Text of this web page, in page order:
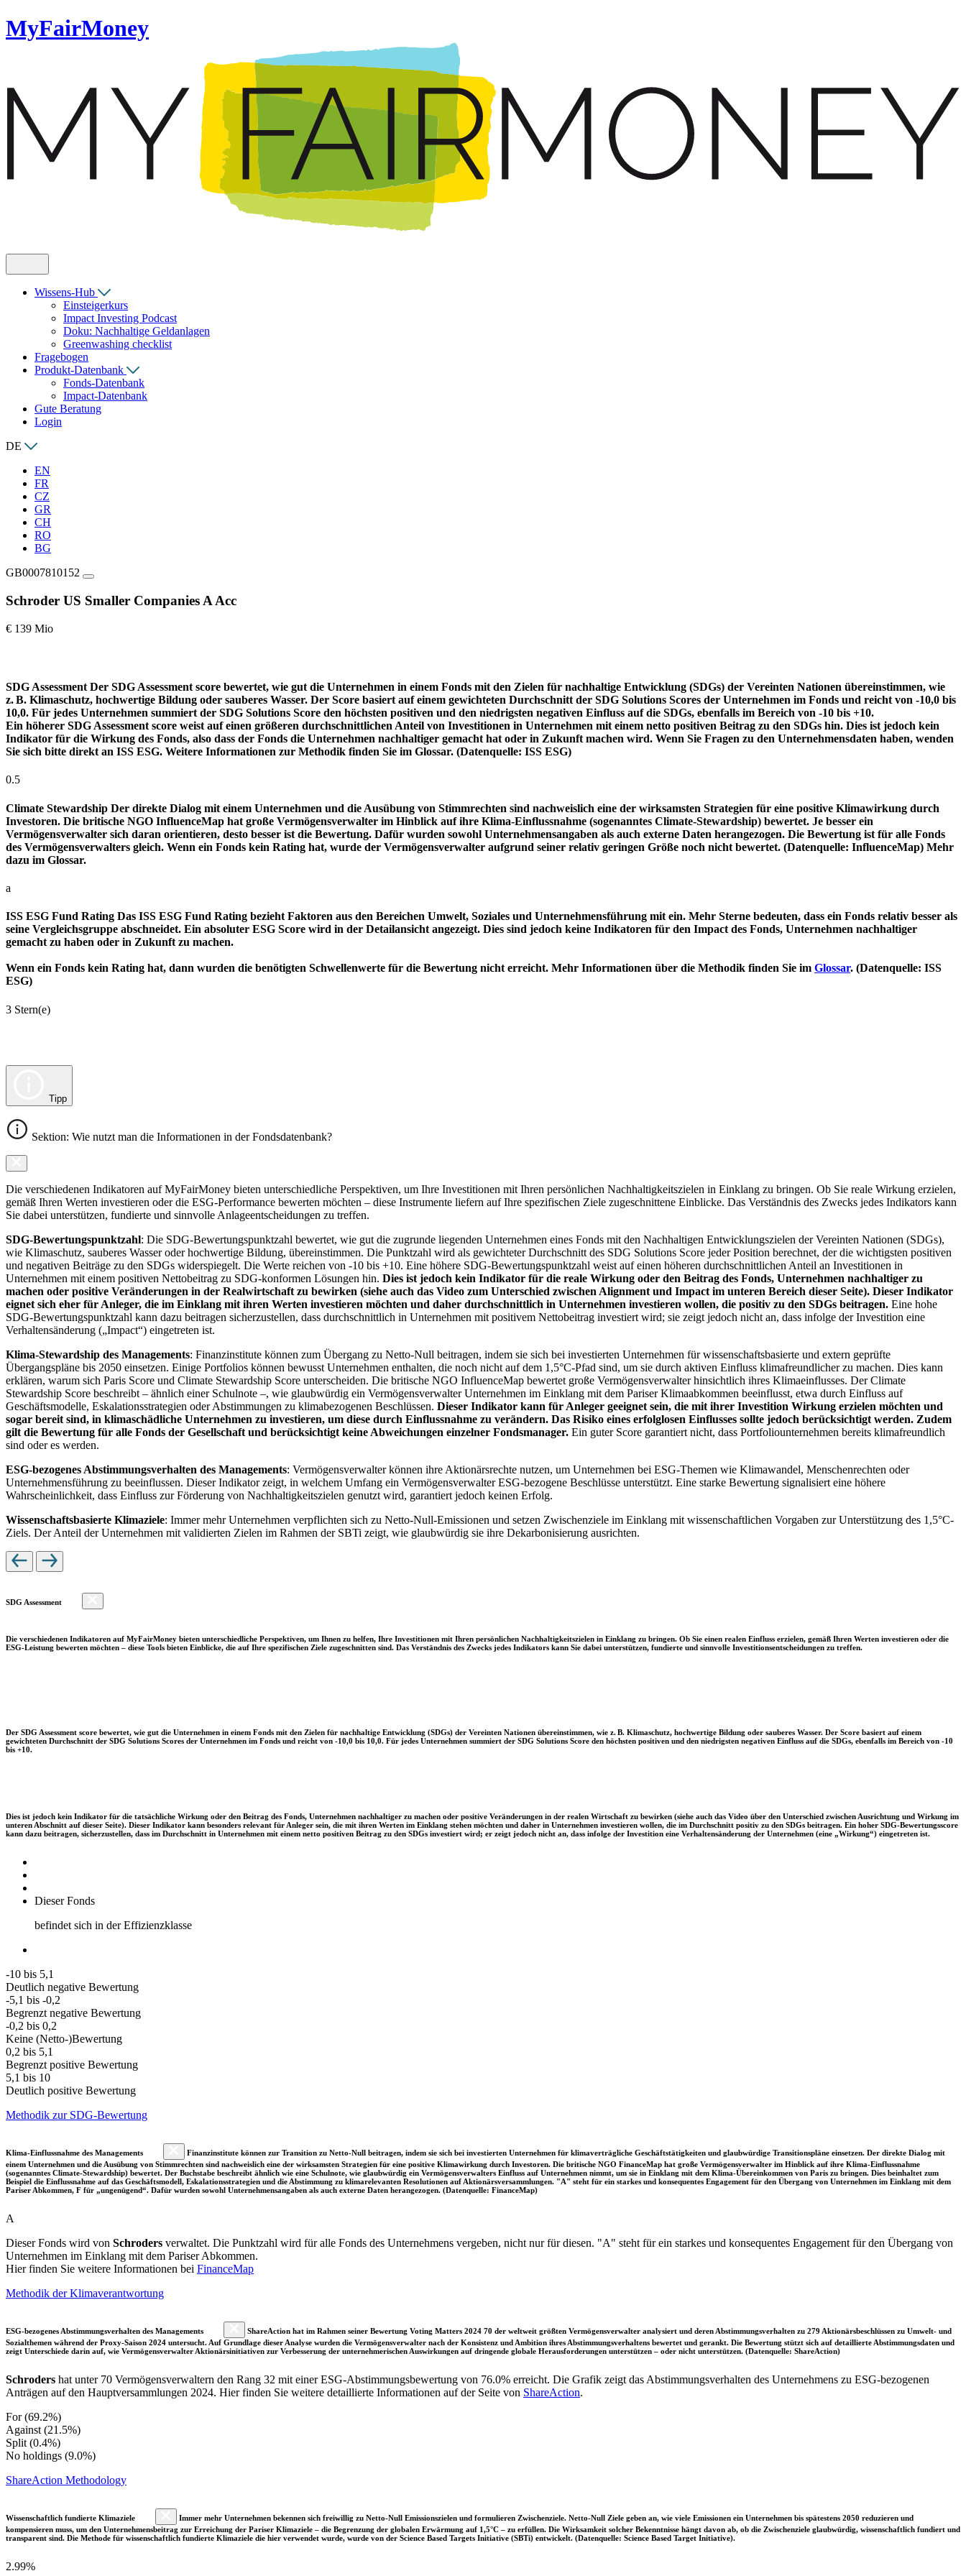
MyFairMoney
Wissens-Hub
Einsteigerkurs
Impact Investing Podcast
Doku: Nachhaltige Geldanlagen
Greenwashing checklist
Fragebogen
Produkt-Datenbank
Fonds-Datenbank
Impact-Datenbank
Gute Beratung
Login
DE
EN
FR
CZ
GR
CH
RO
BG
GB0007810152
Schroder US Smaller Companies A Acc
€ 139 Mio
SDG Assessment Der SDG Assessment score bewertet, wie gut die Unternehmen in einem Fonds mit den Zielen für nachhaltige Entwicklung (SDGs) der Vereinten Nationen übereinstimmen, wie
z. B. Klimaschutz, hochwertige Bildung oder sauberes Wasser. Der Score basiert auf einem gewichteten Durchschnitt der SDG Solutions Scores der Unternehmen im Fonds und reicht von -10,0 bis
10,0. Für jedes Unternehmen summiert der SDG Solutions Score den höchsten positiven und den niedrigsten negativen Einfluss auf die SDGs, ebenfalls im Bereich von -10 bis +10.
Ein höherer SDG Assessment score weist auf einen größeren durchschnittlichen Anteil von Investitionen in Unternehmen mit einem netto positiven Beitrag zu den SDGs hin. Dies ist jedoch kein
Indikator für die Wirkung des Fonds, also dass der Fonds die Unternehmen nachhaltiger gemacht hat oder in Zukunft machen wird. Wenn Sie Fragen zu den Unternehmensdaten haben, wenden
Sie sich bitte direkt an ISS ESG. Weitere Informationen zur Methodik finden Sie im Glossar. (Datenquelle: ISS ESG)
0.5
Climate Stewardship Der direkte Dialog mit einem Unternehmen und die Ausübung von Stimmrechten sind nachweislich eine der wirksamsten Strategien für eine positive Klimawirkung durch
Investoren. Die britische NGO InfluenceMap hat große Vermögensverwalter im Hinblick auf ihre Klima-Einflussnahme (sogenanntes Climate-Stewardship) bewertet. Je besser ein
Vermögensverwalter sich daran orientieren, desto besser ist die Bewertung. Dafür wurden sowohl Unternehmensangaben als auch externe Daten herangezogen. Die Bewertung ist für alle Fonds
des Vermögensverwalters gleich. Wenn ein Fonds kein Rating hat, wurde der Vermögensverwalter aufgrund seiner relativ geringen Größe noch nicht bewertet. (Datenquelle: InfluenceMap) Mehr
dazu im Glossar.
a
ISS ESG Fund Rating Das ISS ESG Fund Rating bezieht Faktoren aus den Bereichen Umwelt, Soziales und Unternehmensführung mit ein. Mehr Sterne bedeuten, dass ein Fonds relativ besser als
seine Vergleichsgruppe abschneidet. Ein absoluter ESG Score wird in der Detailansicht angezeigt. Dies sind jedoch keine Indikatoren für den Impact des Fonds, Unternehmen nachhaltiger
gemacht zu haben oder in Zukunft zu machen.
Wenn ein Fonds kein Rating hat, dann wurden die benötigten Schwellenwerte für die Bewertung nicht erreicht. Mehr Informationen über die Methodik finden Sie im Glossar. (Datenquelle: ISS
ESG)
3 Stern(e)
Tipp
Sektion: Wie nutzt man die Informationen in der Fondsdatenbank?
Die verschiedenen Indikatoren auf MyFairMoney bieten unterschiedliche Perspektiven, um Ihre Investitionen mit Ihren persönlichen Nachhaltigkeitszielen in Einklang zu bringen. Ob Sie reale Wirkung erzielen,
gemäß Ihren Werten investieren oder die ESG-Performance bewerten möchten – diese Instrumente liefern auf Ihre spezifischen Ziele zugeschnittene Einblicke. Das Verständnis des Zwecks jedes Indikators kann
Sie dabei unterstützen, fundierte und sinnvolle Anlageentscheidungen zu treffen.
SDG-Bewertungspunktzahl: Die SDG-Bewertungspunktzahl bewertet, wie gut die zugrunde liegenden Unternehmen eines Fonds mit den Nachhaltigen Entwicklungszielen der Vereinten Nationen (SDGs),
wie Klimaschutz, sauberes Wasser oder hochwertige Bildung, übereinstimmen. Die Punktzahl wird als gewichteter Durchschnitt des SDG Solutions Score jeder Position berechnet, der die wichtigsten positiven
und negativen Beiträge zu den SDGs widerspiegelt. Die Werte reichen von -10 bis +10. Eine höhere SDG-Bewertungspunktzahl weist auf einen höheren durchschnittlichen Anteil an Investitionen in
Unternehmen mit einem positiven Nettobeitrag zu SDG-konformen Lösungen hin. Dies ist jedoch kein Indikator für die reale Wirkung oder den Beitrag des Fonds, Unternehmen nachhaltiger zu
machen oder positive Veränderungen in der Realwirtschaft zu bewirken (siehe auch das Video zum Unterschied zwischen Alignment und Impact im unteren Bereich dieser Seite). Dieser Indikator
eignet sich eher für Anleger, die im Einklang mit ihren Werten investieren möchten und daher durchschnittlich in Unternehmen investieren wollen, die positiv zu den SDGs beitragen. Eine hohe
SDG-Bewertungspunktzahl kann dazu beitragen sicherzustellen, dass durchschnittlich in Unternehmen mit positivem Nettobeitrag investiert wird; sie zeigt jedoch nicht an, dass infolge der Investition eine
Verhaltensänderung („Impact“) eingetreten ist.
Klima-Stewardship des Managements: Finanzinstitute können zum Übergang zu Netto-Null beitragen, indem sie sich bei investierten Unternehmen für wissenschaftsbasierte und extern geprüfte
Übergangspläne bis 2050 einsetzen. Einige Portfolios können bewusst Unternehmen enthalten, die noch nicht auf dem 1,5°C-Pfad sind, um sie durch aktiven Einfluss klimafreundlicher zu machen. Dies kann
erklären, warum sich Paris Score und Climate Stewardship Score unterscheiden. Die britische NGO InfluenceMap bewertet große Vermögensverwalter hinsichtlich ihres Klimaeinflusses. Der Climate
Stewardship Score beschreibt – ähnlich einer Schulnote –, wie glaubwürdig ein Vermögensverwalter Unternehmen im Einklang mit dem Pariser Klimaabkommen beeinflusst, etwa durch Einfluss auf
Geschäftsmodelle, Eskalationsstrategien oder Abstimmungen zu klimabezogenen Beschlüssen. Dieser Indikator kann für Anleger geeignet sein, die mit ihrer Investition Wirkung erzielen möchten und
sogar bereit sind, in klimaschädliche Unternehmen zu investieren, um diese durch Einflussnahme zu verändern. Das Risiko eines erfolglosen Einflusses sollte jedoch berücksichtigt werden. Zudem
gilt die Bewertung für alle Fonds der Gesellschaft und berücksichtigt keine Abweichungen einzelner Fondsmanager. Ein guter Score garantiert nicht, dass Portfoliounternehmen bereits klimafreundlich
sind oder es werden.
ESG-bezogenes Abstimmungsverhalten des Managements: Vermögensverwalter können ihre Aktionärsrechte nutzen, um Unternehmen bei ESG-Themen wie Klimawandel, Menschenrechten oder
Unternehmensführung zu beeinflussen. Dieser Indikator zeigt, in welchem Umfang ein Vermögensverwalter ESG-bezogene Beschlüsse unterstützt. Eine starke Bewertung signalisiert eine höhere
Wahrscheinlichkeit, dass Einfluss zur Förderung von Nachhaltigkeitszielen genutzt wird, garantiert jedoch keinen Erfolg.
Wissenschaftsbasierte Klimaziele: Immer mehr Unternehmen verpflichten sich zu Netto-Null-Emissionen und setzen Zwischenziele im Einklang mit wissenschaftlichen Vorgaben zur Unterstützung des 1,5°C-
Ziels. Der Anteil der Unternehmen mit validierten Zielen im Rahmen der SBTi zeigt, wie glaubwürdig sie ihre Dekarbonisierung ausrichten.
SDG Assessment
Die verschiedenen Indikatoren auf MyFairMoney bieten unterschiedliche Perspektiven, um Ihnen zu helfen, Ihre Investitionen mit Ihren persönlichen Nachhaltigkeitszielen in Einklang zu bringen. Ob Sie einen realen Einfluss erzielen, gemäß Ihren Werten investieren oder die
ESG-Leistung bewerten möchten – diese Tools bieten Einblicke, die auf Ihre spezifischen Ziele zugeschnitten sind. Das Verständnis des Zwecks jedes Indikators kann Sie dabei unterstützen, fundierte und sinnvolle Investitionsentscheidungen zu treffen.
Der SDG Assessment score bewertet, wie gut die Unternehmen in einem Fonds mit den Zielen für nachhaltige Entwicklung (SDGs) der Vereinten Nationen übereinstimmen, wie z. B. Klimaschutz, hochwertige Bildung oder sauberes Wasser. Der Score basiert auf einem
gewichteten Durchschnitt der SDG Solutions Scores der Unternehmen im Fonds und reicht von -10,0 bis 10,0. Für jedes Unternehmen summiert der SDG Solutions Score den höchsten positiven und den niedrigsten negativen Einfluss auf die SDGs, ebenfalls im Bereich von -10
bis +10.
Dies ist jedoch kein Indikator für die tatsächliche Wirkung oder den Beitrag des Fonds, Unternehmen nachhaltiger zu machen oder positive Veränderungen in der realen Wirtschaft zu bewirken (siehe auch das Video über den Unterschied zwischen Ausrichtung und Wirkung im
unteren Abschnitt auf dieser Seite). Dieser Indikator kann besonders relevant für Anleger sein, die mit ihren Werten im Einklang stehen möchten und daher in Unternehmen investieren wollen, die im Durchschnitt positiv zu den SDGs beitragen. Ein hoher SDG-Bewertungsscore
kann dazu beitragen, sicherzustellen, dass im Durchschnitt in Unternehmen mit einem netto positiven Beitrag zu den SDGs investiert wird; er zeigt jedoch nicht an, dass infolge der Investition eine Verhaltensänderung der Unternehmen (eine „Wirkung“) eingetreten ist.
Dieser Fonds
befindet sich in der Effizienzklasse
-10 bis 5,1
Deutlich negative Bewertung
-5,1 bis -0,2
Begrenzt negative Bewertung
-0,2 bis 0,2
Keine (Netto-)Bewertung
0,2 bis 5,1
Begrenzt positive Bewertung
5,1 bis 10
Deutlich positive Bewertung
Methodik zur SDG-Bewertung
Klima-Einflussnahme des Managements
Finanzinstitute können zur Transition zu Netto-Null beitragen, indem sie sich bei investierten Unternehmen für klimaverträgliche Geschäftstätigkeiten und glaubwürdige Transitionspläne einsetzen. Der direkte Dialog mit
einem Unternehmen und die Ausübung von Stimmrechten sind nachweislich eine der wirksamsten Strategien für eine positive Klimawirkung durch Investoren. Die britische NGO FinanceMap hat große Vermögensverwalter im Hinblick auf ihre Klima-Einflussnahme
(sogenanntes Climate-Stewardship) bewertet. Der Buchstabe beschreibt ähnlich wie eine Schulnote, wie glaubwürdig ein Vermögensverwalters Einfluss auf Unternehmen nimmt, um sie in Einklang mit dem Klima-Übereinkommen von Paris zu bringen. Dies beinhaltet zum
Beispiel die Einflussnahme auf das Geschäftsmodell, Eskalationsstrategien und die Abstimmung zu klimarelevanten Resolutionen auf Aktionärsversammlungen. "A" steht für ein starkes und konsequentes Engagement für den Übergang von Unternehmen im Einklang mit dem
Pariser Abkommen, F für „ungenügend“. Dafür wurden sowohl Unternehmensangaben als auch externe Daten herangezogen. (Datenquelle: FinanceMap)
A
Dieser Fonds wird von Schroders verwaltet. Die Punktzahl wird für alle Fonds des Unternehmens vergeben, nicht nur für diesen. "A" steht für ein starkes und konsequentes Engagement für den Übergang von
Unternehmen im Einklang mit dem Pariser Abkommen.
Hier finden Sie weitere Informationen bei FinanceMap
Methodik der Klimaverantwortung
ESG-bezogenes Abstimmungsverhalten des Managements
ShareAction hat im Rahmen seiner Bewertung Voting Matters 2024 70 der weltweit größten Vermögensverwalter analysiert und deren Abstimmungsverhalten zu 279 Aktionärsbeschlüssen zu Umwelt- und
Sozialthemen während der Proxy-Saison 2024 untersucht. Auf Grundlage dieser Analyse wurden die Vermögensverwalter nach der Konsistenz und Ambition ihres Abstimmungsverhaltens bewertet und gerankt. Die Bewertung stützt sich auf detaillierte Abstimmungsdaten und
zeigt Unterschiede darin auf, wie Vermögensverwalter Aktionärsinitiativen zur Verbesserung der unternehmerischen Auswirkungen auf dringende globale Herausforderungen unterstützen – oder nicht unterstützen. (Datenquelle: ShareAction)
Schroders hat unter 70 Vermögensverwaltern den Rang 32 mit einer ESG-Abstimmungsbewertung von 76.0% erreicht. Die Grafik zeigt das Abstimmungsverhalten des Unternehmens zu ESG-bezogenen
Anträgen auf den Hauptversammlungen 2024. Hier finden Sie weitere detaillierte Informationen auf der Seite von ShareAction.
For (69.2%)
Against (21.5%)
Split (0.4%)
No holdings (9.0%)
ShareAction Methodology
Wissenschaftlich fundierte Klimaziele
Immer mehr Unternehmen bekennen sich freiwillig zu Netto-Null Emissionszielen und formulieren Zwischenziele. Netto-Null Ziele geben an, wie viele Emissionen ein Unternehmen bis spätestens 2050 reduzieren und
kompensieren muss, um den Unternehmensbeitrag zur Erreichung der Pariser Klimaziele – die Begrenzung der globalen Erwärmung auf 1,5°C – zu erfüllen. Die Wirksamkeit solcher Bekenntnisse hängt davon ab, ob die Zwischenziele glaubwürdig, wissenschaftlich fundiert und
transparent sind. Die Methode für wissenschaftlich fundierte Klimaziele die hier verwendet wurde, wurde von der Science Based Targets Initiative (SBTi) entwickelt. (Datenquelle: Science Based Target Initiative).
2.99%